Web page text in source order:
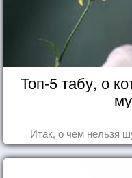
Топ-5 табу, о
Итак, о чем нельзя